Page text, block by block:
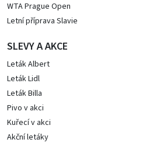
WTA Prague Open
Letní příprava Slavie
SLEVY A AKCE
Leták Albert
Leták Lidl
Leták Billa
Pivo v akci
Kuřecí v akci
Akční letáky